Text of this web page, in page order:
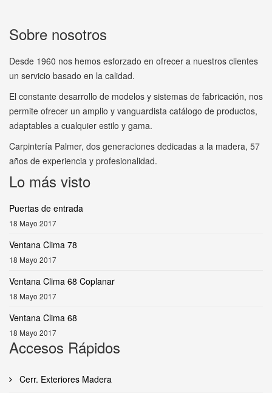
Sobre nosotros
Desde 1960 nos hemos esforzado en ofrecer a nuestros clientes
un servicio basado en la calidad.
El constante desarrollo de modelos y sistemas de fabricación, nos
permite ofrecer un amplio y vanguardista catálogo de productos,
adaptables a cualquier estilo y gama.
Carpintería Palmer, dos generaciones dedicadas a la madera, 57
años de experiencia y profesionalidad.
Lo más visto
Puertas de entrada
18 Mayo 2017
Ventana Clima 78
18 Mayo 2017
Ventana Clima 68 Coplanar
18 Mayo 2017
Ventana Clima 68
18 Mayo 2017
Accesos Rápidos
Cerr. Exteriores Madera